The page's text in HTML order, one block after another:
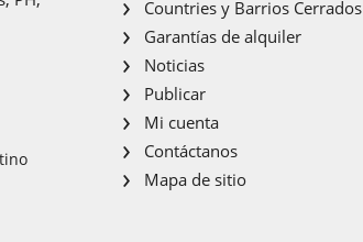
Countries y Barrios Cerrados
Garantías de alquiler
Noticias
Publicar
Mi cuenta
Contáctanos
Mapa de sitio